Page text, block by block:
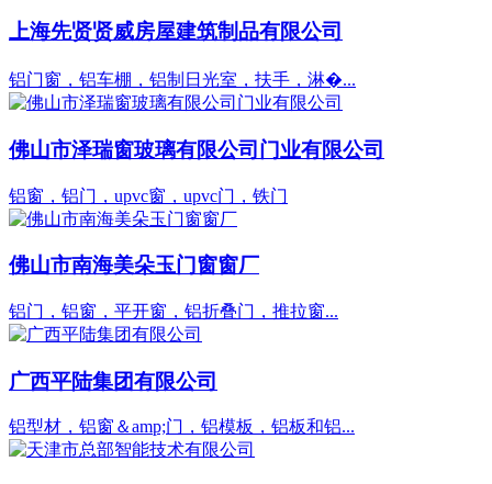
上海先贤贤威房屋建筑制品有限公司
铝门窗，铝车棚，铝制日光室，扶手，淋�...
佛山市泽瑞窗玻璃有限公司门业有限公司
铝窗，铝门，upvc窗，upvc门，铁门
佛山市南海美朵玉门窗窗厂
铝门，铝窗，平开窗，铝折叠门，推拉窗...
广西平陆集团有限公司
铝型材，铝窗＆amp;门，铝模板，铝板和铝...